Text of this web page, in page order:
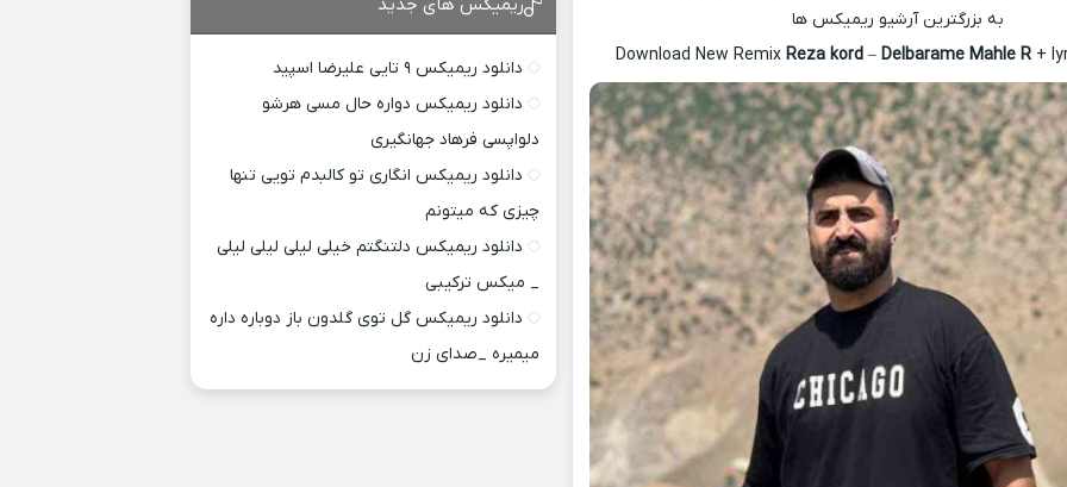
به بزرگترین آرشیو ریمیکس ها
Download New Remix Reza kord– Delbarame Mahle R+
ریمیکس های جدید
دانلود ریمیکس ۹ تایی علیرضا اسپید
دانلود ریمیکس دواره حال مسی هرشو
دلواپسی فرهاد جهانگیری
دانلود ریمیکس انگاری تو کالبدم تویی تنها
چیزی که میتونم
دانلود ریمیکس دلتنگتم خیلی لیلی لیلی لیلی
_ میکس ترکیبی
دانلود ریمیکس گل توی گلدون باز دوباره داره
میمیره _صدای زن